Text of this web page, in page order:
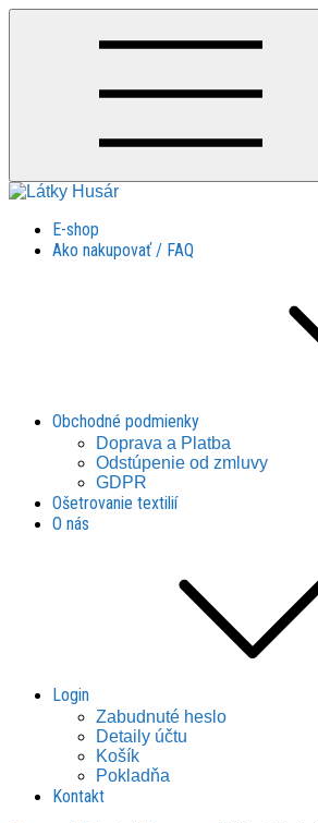
Skip
Látky Husár
Látky Husár
E-shop
Ako nakupovať / FAQ
Obchodné podmienky
Doprava a Platba
Odstúpenie od zmluvy
GDPR
Ošetrovanie textilií
O nás
Login
Zabudnuté heslo
Detaily účtu
Košík
Pokladňa
Kontakt